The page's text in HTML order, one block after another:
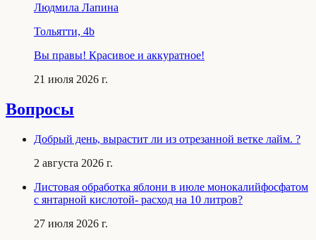
Людмила Лапина
Тольятти, 4b
Вы правы! Красивое и аккуратное!
21 июля 2026 г.
Вопросы
Добрый день, вырастит ли из отрезанной ветке лайм. ?
2 августа 2026 г.
Листовая обработка яблони в июле монокалийфосфатом
с янтарной кислотой- расход на 10 литров?
27 июля 2026 г.